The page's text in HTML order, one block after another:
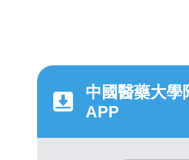
中國醫藥大學
APP